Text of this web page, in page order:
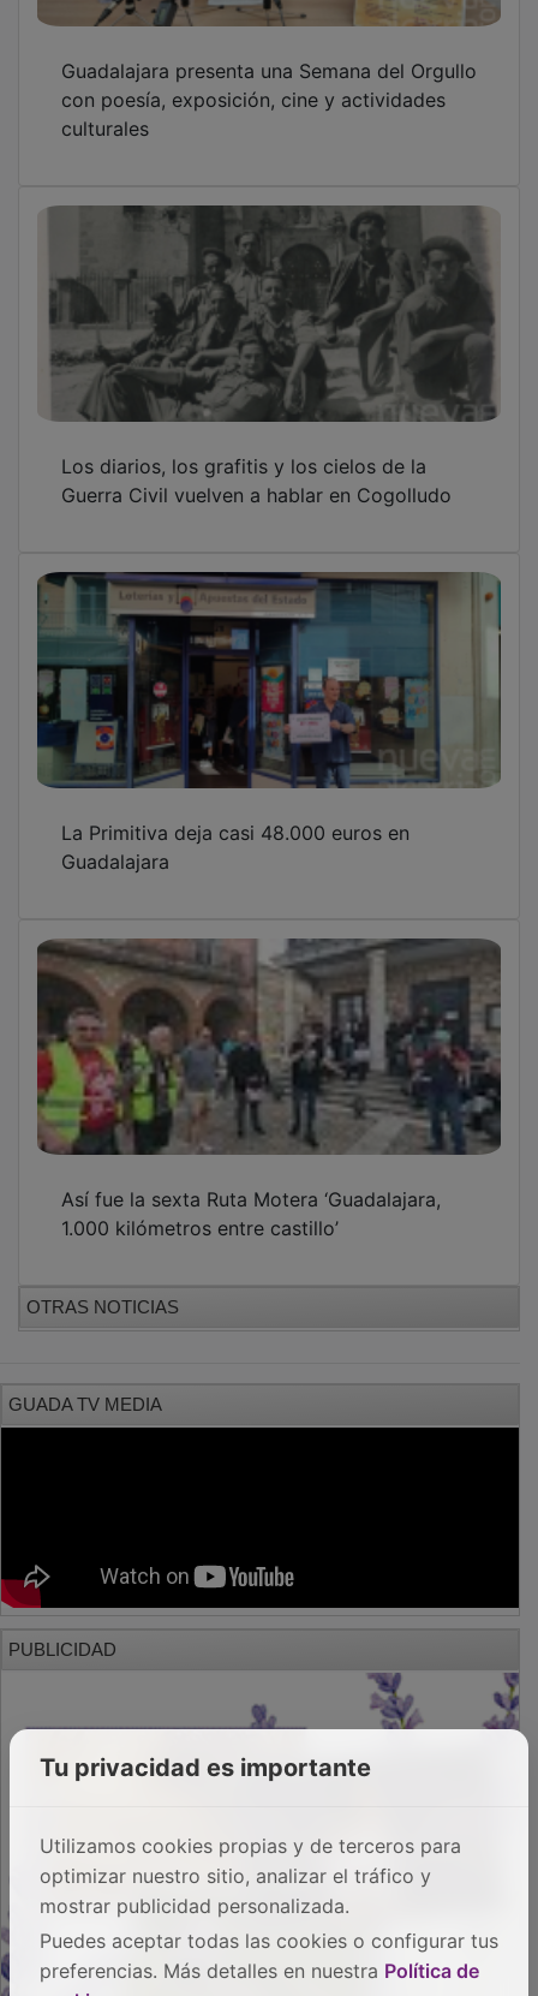
con poesía, exposición, cine y actividades
culturales
Guerra Civil vuelven a hablar en Cogolludo
Guadalajara
1.000 kilómetros entre castillo’
OTRAS NOTICIAS
Tu privacidad es importante
Utilizamos cookies propias y de terceros para
optimizar nuestro sitio, analizar el tráfico y
mostrar publicidad personalizada.
Puedes aceptar todas las cookies o configurar tus
preferencias. Más detalles en nuestra Política de